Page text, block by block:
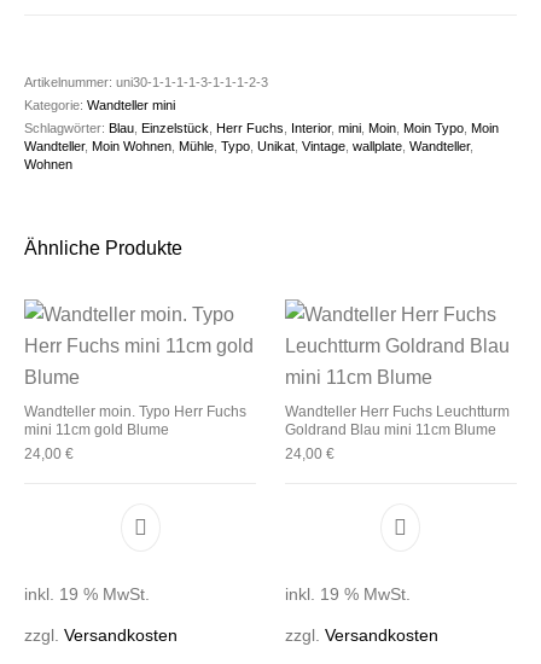
Artikelnummer:uni30-1-1-1-1-3-1-1-1-2-3
Kategorie:Wandteller mini
Schlagwörter:Blau ,Einzelstück ,Herr Fuchs Interior,mini ,Moin ,Moin Typo ,Moin
Wandteller,Moin Wohnen ,Mühle ,Typo ,Unikat ,Vintage ,wallplate ,Wandteller,
Wohnen
Ähnliche Produkte
Wandteller moin. Typo Herr Fuchs
mini 11cm gold Blume
24,00€
inkl. 19 % MwSt.
zzgl.Versandkosten
Wandteller Herr Fuchs Leuchtturm
Goldrand Blau mini 11cm Blume
24,00 €
inkl. 19 % MwSt.
zzgl. Versandkosten